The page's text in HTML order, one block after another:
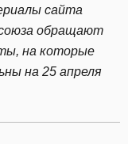
сайта
обращают
на которые
на 25 апреля